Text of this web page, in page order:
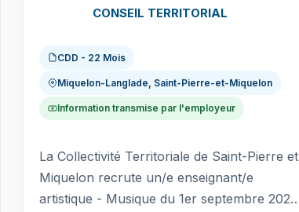
CONSEIL TERRITORIAL
CDD - 22 Mois
Miquelon-Langlade, Saint-Pierre-et-Miquelon
Information transmise par l'employeur
La Collectivité Territoriale de Saint-Pierre et
Miquelon recrute un/e enseignant/e
artistique - Musique du 1er septembre 2026